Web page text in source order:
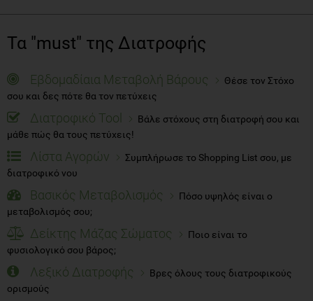
Τα "must" της Διατροφής
Εβδομαδίαια Μεταβολή Βάρους
Θέσε τον Στόχο
σου και δες πότε θα τον πετύχεις
Διατροφικό Tool
Βάλε στόχους στη διατροφή σου και
μάθε πώς θα τους πετύχεις!
Λίστα Αγορών
Συμπλήρωσε το Shopping List σου, με
διατροφικό νου
Βασικός Μεταβολισμός
Πόσο υψηλός είναι ο
μεταβολισμός σου;
Δείκτης Μάζας Σώματος
Ποιο είναι το
φυσιολογικό σου βάρος;
Λεξικό Διατροφής
Βρες όλους τους διατροφικούς
ορισμούς